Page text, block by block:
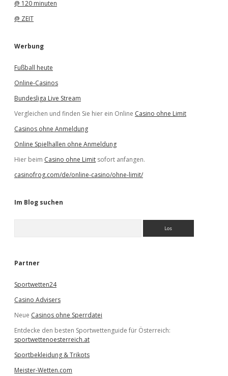
@ 120 minuten
@ ZEIT
Werbung
Fußball heute
Online-Casinos
Bundesliga Live Stream
Vergleichen und finden Sie hier ein Online Casino ohne Limit
Casinos ohne Anmeldung
Online Spielhallen ohne Anmeldung
Hier beim Casino ohne Limit sofort anfangen.
casinofrog.com/de/online-casino/ohne-limit/
Im Blog suchen
e
Partner
Sportwetten24
Casino Advisers
Neue Casinos ohne Sperrdatei
Entdecke den besten Sportwettenguide für Österreich:
sportwettenoesterreich.at
Sportbekleidung & Trikots
Meister-Wetten.com